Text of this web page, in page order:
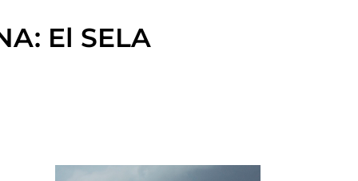
El SELA